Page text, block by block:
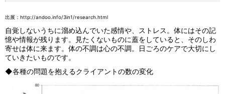
出展： http://andoo.info/3in1/research.html
自覚しないうちに溜め込んでいた感情や、ストレス。体にはその記
憶や情報が残ります。見たくないものに蓋をしていると、そのしわ
寄せは体に来ます。体の不調は心の不調。日ごろのケアで大切にし
ていきたいものです。
◆各種の問題を抱えるクライアントの数の変化